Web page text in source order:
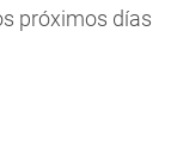
próximos días